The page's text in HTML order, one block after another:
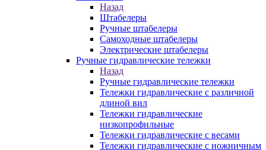
Назад
Штабелеры
Ручные штабелеры
Самоходные штабелеры
Электрические штабелеры
Ручные гидравлические тележки
Назад
Ручные гидравлические тележки
Тележки гидравлические с различной
длиной вил
Тележки гидравлические
низкопрофильные
Тележки гидравлические с весами
Тележки гидравлические с ножничным